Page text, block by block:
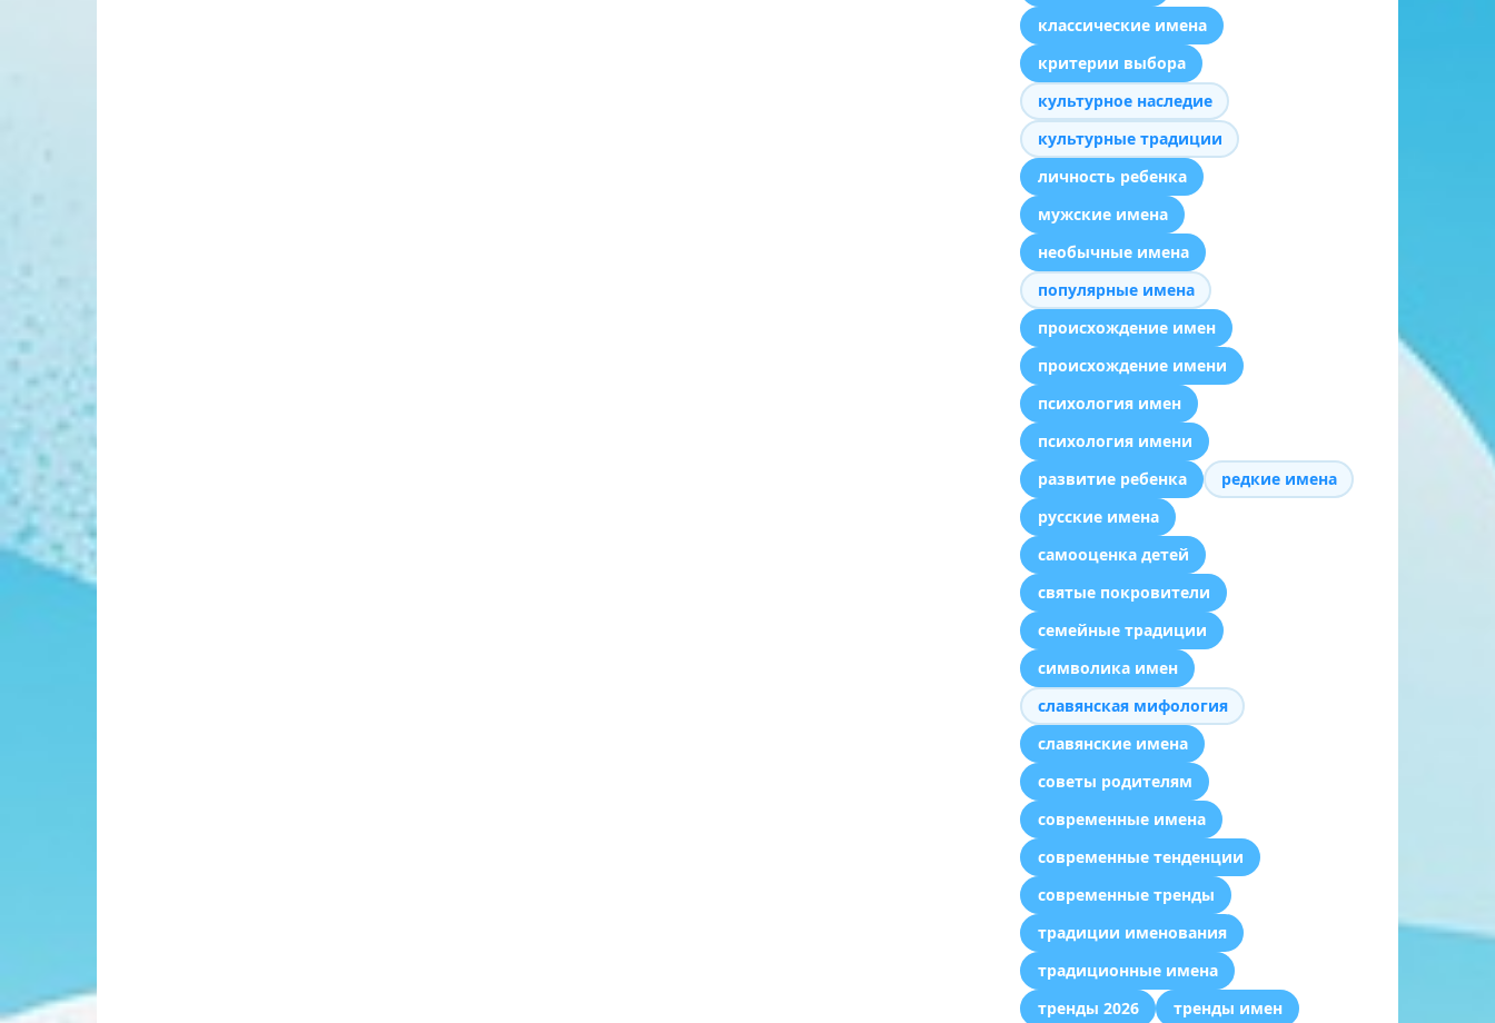
классические имена
критерии выбора
культурное наследие
культурные традиции
личность ребенка
мужские имена
необычные имена
популярные имена
происхождение имен
происхождение имени
психология имен
психология имени
развитие ребенка
редкие имена
русские имена
самооценка детей
святые покровители
семейные традиции
символика имен
славянская мифология
славянские имена
советы родителям
современные имена
современные тенденции
современные тренды
традиции именования
традиционные имена
тренды 2026
тренды имен